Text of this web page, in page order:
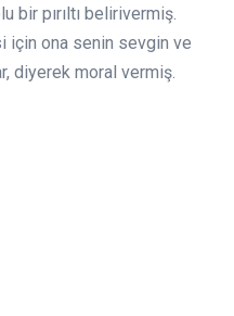
bir pırıltı belirivermiş.
için ona senin sevgin ve
diyerek moral vermiş.